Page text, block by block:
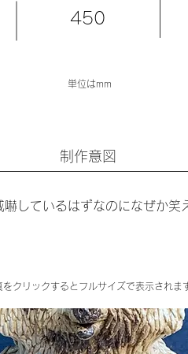
450
単位はmm
​制作意図
しているはずなのになぜか笑
をクリックするとフルサイズで表示されま